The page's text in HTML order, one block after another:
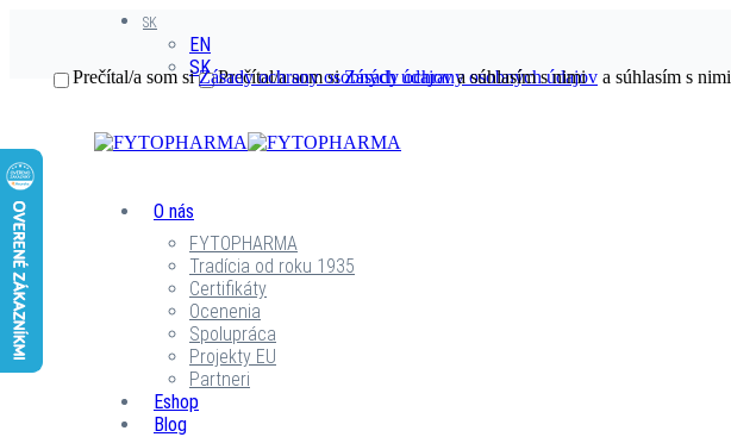
SK
EN
SK
O nás
FYTOPHARMA
Tradícia od roku 1935
Certifikáty
Ocenenia
Spolupráca
Projekty EU
Partneri
Eshop
Blog
Prečítal/a som siZásady ochrany osobných údajov a súhlasím s nimi
Prečítal/a som siZásady ochrany osobných údajova súhlasím s nimi